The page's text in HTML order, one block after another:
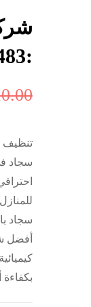
:0551030483
تنظيف
سجاد
سجاد
أفضل